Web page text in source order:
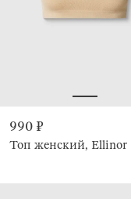
990 ₽
Топ женский, Ellinor